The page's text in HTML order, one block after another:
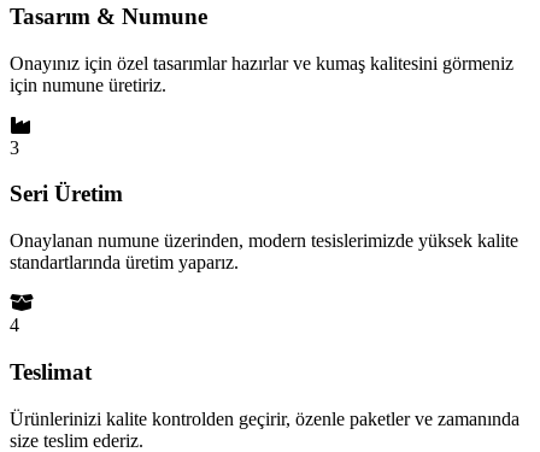
Tasarım & Numune
Onayınız için özel tasarımlar hazırlar ve kumaş kalitesini görmeniz
için numune üretiriz.
3
Seri Üretim
Onaylanan numune üzerinden, modern tesislerimizde yüksek kalite
standartlarında üretim yaparız.
4
Teslimat
Ürünlerinizi kalite kontrolden geçirir, özenle paketler ve zamanında
size teslim ederiz.